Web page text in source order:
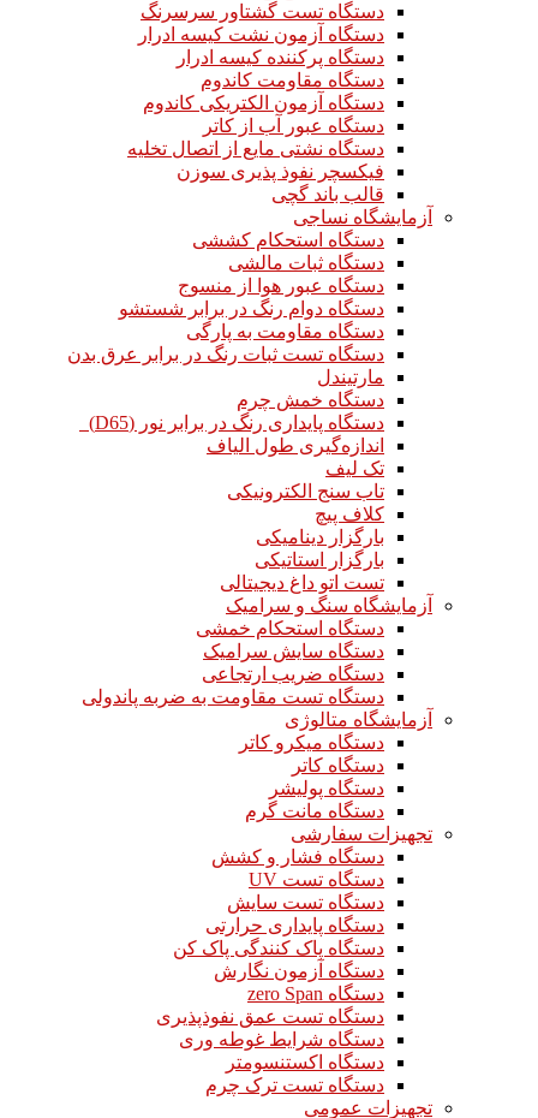
دستگاه تست گشتاور سرسرنگ
دستگاه آزمون نشت کیسه ادرار
دستگاه پرکننده کیسه ادرار
دستگاه مقاومت کاندوم
دستگاه آزمون الکتریکی کاندوم
دستگاه عبور آب از کاتر
دستگاه نشتی مایع از اتصال تخلیه
فیکسچر نفوذ پذیری سوزن
قالب باند گچی
آزمایشگاه نساجی
دستگاه استحکام کششی
دستگاه ثبات مالشی
دستگاه عبور هوا از منسوج
دستگاه دوام رنگ در برابر شستشو
دستگاه مقاومت به پارگی
دستگاه تست ثبات رنگ در برابر عرق بدن
مارتیندل
دستگاه خمش چرم
دستگاه پایداری رنگ در برابر نور (D65)
اندازه‌گیری طول الیاف
تک لیف
تاب سنج الکترونیکی
کلاف پیچ
بارگزار دینامیکی
بارگزار استاتیکی
تست اتو داغ دیجیتالی
آزمایشگاه سنگ و سرامیک
دستگاه استحکام خمشی
دستگاه سایش سرامیک
دستگاه ضریب ارتجاعی
دستگاه تست مقاومت به ضربه پاندولی
آزمایشگاه متالوژی
دستگاه میکرو کاتر
دستگاه کاتر
دستگاه پولیشر
دستگاه مانت گرم
تجهیزات سفارشی
دستگاه فشار و کشش
دستگاه تست UV
دستگاه تست سایش
دستگاه پایداری حرارتی
دستگاه پاک کنندگی پاک کن
دستگاه آزمون نگارش
دستگاه zero Span
دستگاه تست عمق نفوذپذیری
دستگاه شرایط غوطه وری
دستگاه اکستنسومتر
دستگاه تست ترک چرم
تجهیزات عمومی